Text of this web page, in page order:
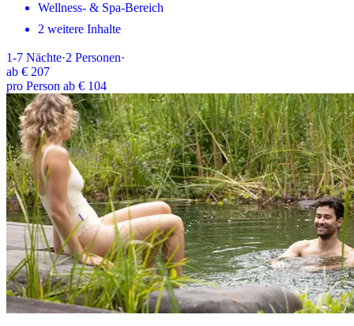
Wellness- & Spa-Bereich
2 weitere Inhalte
1-7 Nächte·2 Personen·
ab € 207
pro Person ab € 104